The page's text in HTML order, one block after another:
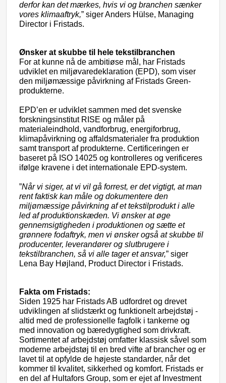
derfor kan det mærkes, hvis vi og branchen sænker
vores klimaaftryk,” siger Anders Hülse, Managing
Director i Fristads.
Ønsker at skubbe til hele tekstilbranchen
For at kunne nå de ambitiøse mål, har Fristads
udviklet en miljøvaredeklaration (EPD), som viser
den miljømæssige påvirkning af Fristads Green-
produkterne.
EPD’en er udviklet sammen med detsvenske
forskningsinstitut RISE og måler på
materialeindhold, vandforbrug, energiforbrug,
klimapåvirkning og affaldsmaterialer fra produktion
samt transport af produkterne. Certificeringen er
baseret på ISO 14025 og kontrolleres og verificeres
ifølge kravene i det internationale EPD-system.
”Når vi siger, at vi vil gå forrest, er det vigtigt, at man
rent faktisk kan måle og dokumentere den
miljømæssige påvirkning af et tekstilprodukt i alle
led af produktionskæden. Vi ønsker at øge
gennemsigtigheden i produktionen og sætte et
grønnere fodaftryk, men vi ønsker også at skubbe til
producenter, leverandører og slutbrugere i
tekstilbranchen, så vi alle tager et ansvar,” siger
Lena Bay Højland, Product Director i Fristads.
Fakta om Fristads:
Siden 1925 har Fristads AB udfordret og drevet
udviklingen af slidstærkt og funktionelt arbejdstøj -
altid med de professionelle fagfolk i tankerne og
med innovation og bæredygtighed som drivkraft.
Sortimentet af arbejdstøj omfatter klassisk såvel som
moderne arbejdstøj til en bred vifte af brancher og er
lavet til at opfylde de højeste standarder, når det
kommer til kvalitet, sikkerhed og komfort. Fristads er
en del af Hultafors Group, som er ejet af Investment